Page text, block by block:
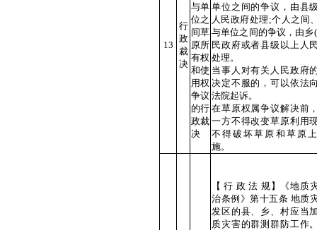
13
行
政
裁
决
与单
位之
间草
原所
有权
和使
用权
争议
的行
政裁
决
单位之间的争议，由县
人民政府处理;个人之间
与单位之间的争议，由乡
民政府或者县级以上人
处理。
当事人对有关人民政府
决定不服的，可以依法
法院起诉。
在草原权属争议解决前
一方不得改变草原利用
不得破坏草原和草原
施。
【 行 政 法 规】《地质
治条例》第十五条 地质
发区的县、乡、村应当
质灾害的群测群防工作